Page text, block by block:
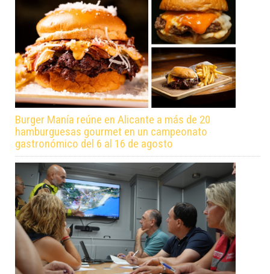
Burger Manía reúne en Alicante a más de 20
hamburguesas gourmet en un campeonato
gastronómico del 6 al 16 de agosto